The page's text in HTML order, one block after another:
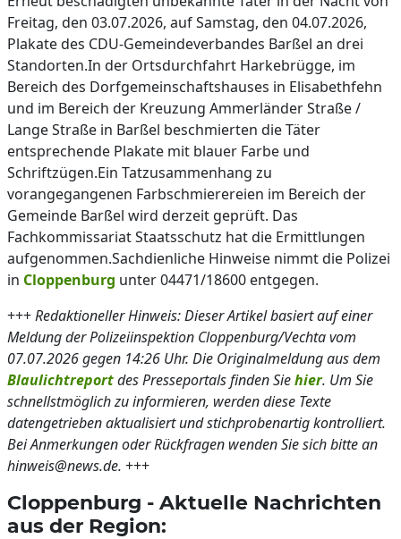
Freitag, den 03.07.2026, auf Samstag, den 04.07.2026,
Plakate des CDU-Gemeindeverbandes Barßel an drei
Standorten.In der Ortsdurchfahrt Harkebrügge, im
Bereich des Dorfgemeinschaftshauses in Elisabethfehn
und im Bereich der Kreuzung Ammerländer Straße /
Lange Straße in Barßel beschmierten die Täter
entsprechende Plakate mit blauer Farbe und
Schriftzügen.Ein Tatzusammenhang zu
vorangegangenen Farbschmierereien im Bereich der
Gemeinde Barßel wird derzeit geprüft. Das
Fachkommissariat Staatsschutz hat die Ermittlungen
aufgenommen.Sachdienliche Hinweise nimmt die Polizei
in Cloppenburg unter 04471/18600 entgegen.
+++Redaktioneller Hinweis: Dieser Artikel basiert auf einer
Meldung der Polizeiinspektion Cloppenburg/Vechta vom
07.07.2026 gegen 14:26 Uhr. Die Originalmeldung aus dem
Blaulichtreportdes Presseportals finden Siehier. Um Sie
schnellstmöglich zu informieren, werden diese Texte
datengetrieben aktualisiert und stichprobenartig kontrolliert.
Bei Anmerkungen oder Rückfragen wenden Sie sich bitte an
hinweis@news.de. +++
Cloppenburg - Aktuelle Nachrichten
aus der Region: